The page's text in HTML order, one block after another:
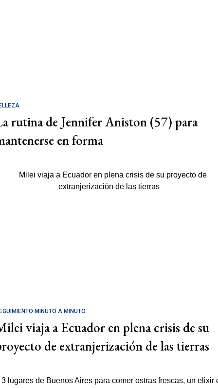
rutina de Jennifer Aniston (57) para
en forma
MINUTO A MINUTO
viaja a Ecuador en plena crisis de su
de extranjerización de las tierras